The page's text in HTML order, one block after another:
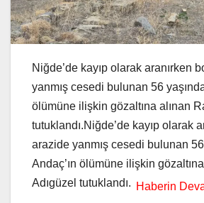
Niğde’de kayıp olarak aranırken
yanmış cesedi bulunan 56
ölümüne ilişkin gözaltına alınan
tutuklandı.Niğde’de kayıp olarak
arazide yanmış cesedi bulunan
Andaç’ın ölümüne ilişkin
Adıgüzel tutuklandı.